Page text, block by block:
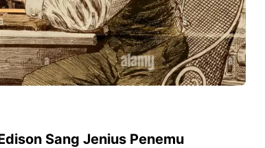
Sang Jenius Penemu